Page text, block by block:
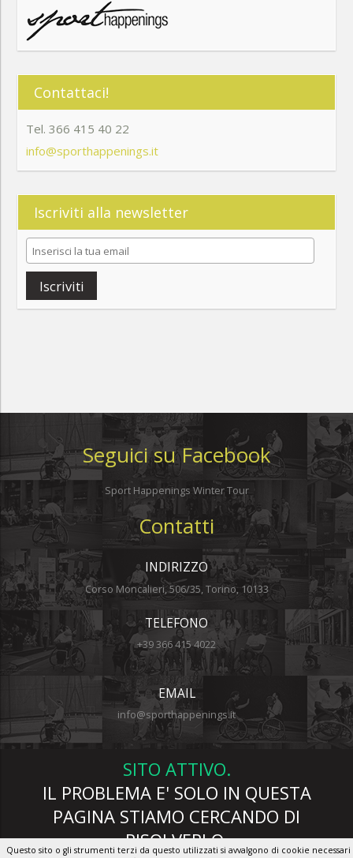
Contattaci!
Tel. 366 415 40 22
info@sporthappenings.it
Iscriviti alla newsletter
Iscriviti
Seguici su Facebook
Sport Happenings Winter Tour
Contatti
INDIRIZZO
Corso Moncalieri, 506/35, Torino, 10133
TELEFONO
+39 366 415 4022
EMAIL
info@sporthappenings.it
SITO ATTIVO.
IL PROBLEMA E' SOLO IN QUESTA
PAGINA STIAMO CERCANDO DI
RISOLVERLO.
Questo sito o gli strumenti terzi da questo utilizzati si avvalgono di cookie necessari